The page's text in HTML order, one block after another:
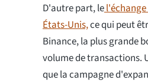
D'autre part, le
États-Unis,ce qui peut
Binance, la plus grande
volume de transactions.
que la campagne